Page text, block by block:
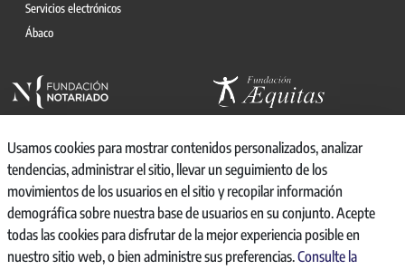
Servicios electrónicos
Ábaco
© 2026, CONSEJO GENERAL DEL NOTARIO
CANAL INTERNO DE INFORMACIÓN
REGISTRO DE ACTIVIDADES DE TRATAMIENTO
Usamos cookies para mostrar contenidos personalizados, analizar
tendencias, administrar el sitio, llevar un seguimiento de los
movimientos de los usuarios en el sitio y recopilar información
demográfica sobre nuestra base de usuarios en su conjunto. Acepte
todas las cookies para disfrutar de la mejor experiencia posible en
nuestro sitio web, o bien administre sus preferencias.Consulte la